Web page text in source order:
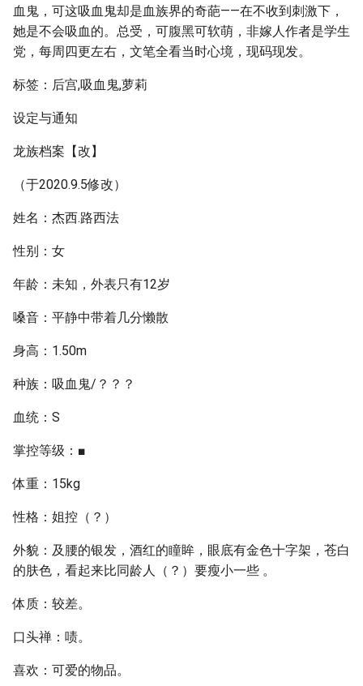
血鬼，可这吸血鬼却是血族界的奇葩——在不收到刺激下，
她是不会吸血的。总受，可腹黑可软萌，非嫁人作者是学生
党，每周四更左右，文笔全看当时心境，现码现发。
标签：后宫,吸血鬼,萝莉
设定与通知
龙族档案【改】
（于2020.9.5修改）
姓名：杰西.路西法
性别：女
年龄：未知，外表只有12岁
嗓音：平静中带着几分懒散
身高：1.50m
种族：吸血鬼/？？？
血统：S
掌控等级：■
体重：15kg
性格：姐控（？）
外貌：及腰的银发，酒红的瞳眸，眼底有金色十字架，苍白
的肤色，看起来比同龄人（？）要瘦小一些 。
体质：较差。
口头禅：啧。
喜欢：可爱的物品。